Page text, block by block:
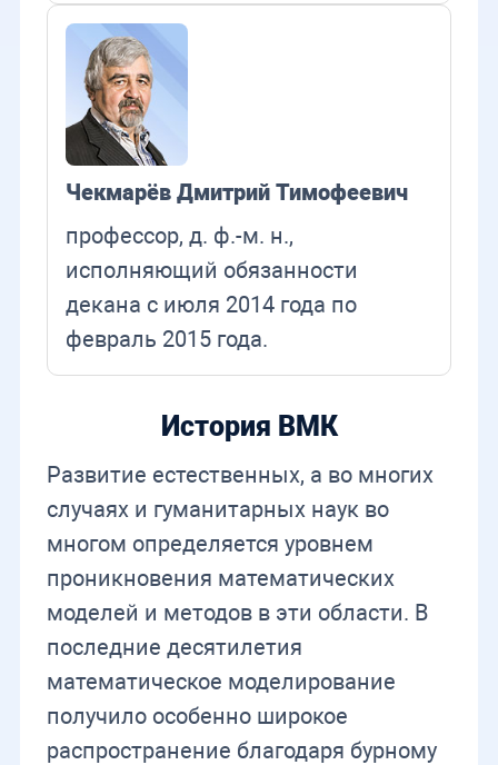
Чекмарёв Дмитрий Тимофеевич
профессор, д. ф.-м. н.,
исполняющий обязанности
декана с июля 2014 года по
февраль 2015 года.
История ВМК
Развитие естественных, а во многих
случаях и гуманитарных наук во
многом определяется уровнем
проникновения математических
моделей и методов в эти области. В
последние десятилетия
математическое моделирование
получило особенно широкое
распространение благодаря бурному